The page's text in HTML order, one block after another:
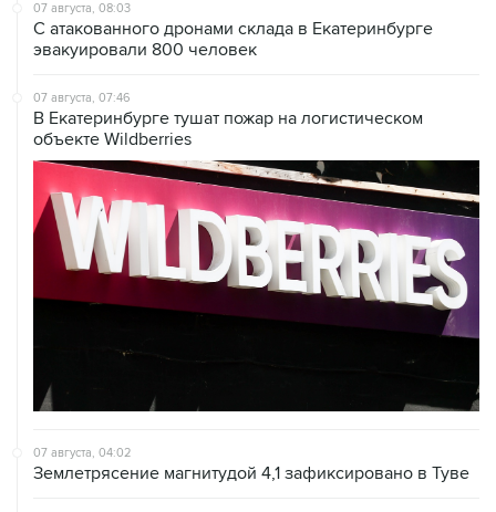
07 августа, 08:03
С атакованного дронами склада в Екатеринбурге
эвакуировали 800 человек
07 августа, 07:46
В Екатеринбурге тушат пожар на логистическом
объекте Wildberries
07 августа, 04:02
Землетрясение магнитудой 4,1 зафиксировано в Туве